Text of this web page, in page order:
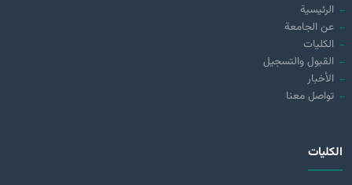
الرئيسية
عن الجامعة
الكليات
القبول والتسجيل
الأخبار
تواصل معنا
الكليات